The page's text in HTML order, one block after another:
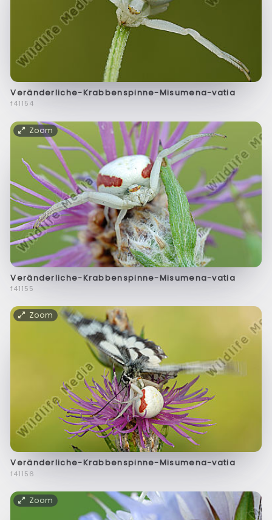
Veränderliche-Krabbenspinne-Misumena-vatia
f41154
Zoom
Veränderliche-Krabbenspinne-Misumena-vatia
f41155
Zoom
Veränderliche-Krabbenspinne-Misumena-vatia
f41156
Zoom